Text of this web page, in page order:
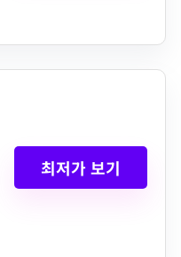
최저가 보기